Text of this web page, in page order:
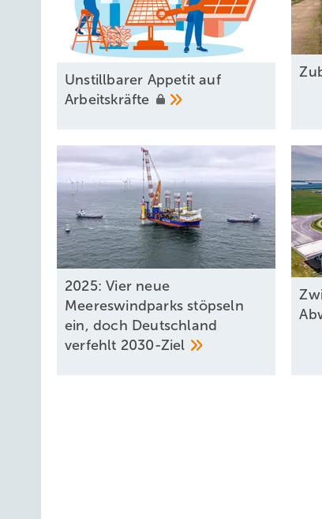
Unstillbarer Appetit auf
Arbeitskräfte
2025: Vier neue
Meereswindparks stöpseln
ein, doch Deutschland
verfehlt 2030-Ziel